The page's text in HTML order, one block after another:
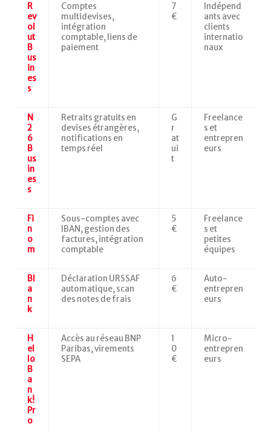
R
ev
ol
ut
B
us
in
es
s
Comptes
multidevises,
intégration
comptable, liens de
paiement
7
€
Indépend
ants avec
clients
internatio
naux
N
2
6
B
us
in
es
s
Retraits gratuits en
devises étrangères,
notifications en
temps réel
G
r
at
ui
t
Freelance
s et
entrepren
eurs
Fi
n
o
m
Sous-comptes avec
IBAN, gestion des
factures, intégration
comptable
5
€
Freelance
s et
petites
équipes
Bl
a
n
k
Déclaration URSSAF
automatique, scan
des notes de frais
6
€
Auto-
entrepren
eurs
H
el
lo
B
a
n
k!
Pr
o
Accès au réseau BNP
Paribas, virements
SEPA
1
0
€
Micro-
entrepren
eurs